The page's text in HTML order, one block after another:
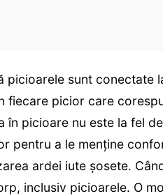
picioarele sunt conectate
fiecare picior care
în picioare nu este la fel
pentru a le menține
ardei iute șosete.
inclusiv picioarele. O